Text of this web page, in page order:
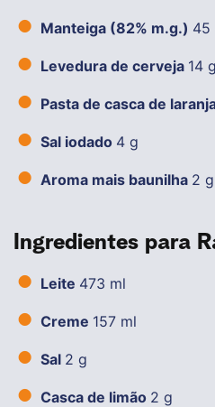
Manteiga (82% m.g.) 45
Levedura de cerveja 14 g
Pasta de casca de
Sal iodado 4 g
Aroma mais baunilha 2 g
Ingredientes para
Leite 473 ml
Creme 157 ml
Sal 2 g
Casca de limão 2 g